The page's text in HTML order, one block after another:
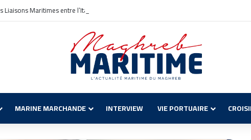
Liaisons Maritimes entre l’Italie et l’Algérie avec une Nouvelle Ligne Civitavecchia –
MARINE MARCHANDE INTERVIEW VIE PORTUAIRE